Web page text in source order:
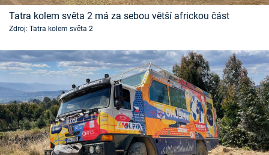
Časopis
Přihlášení
Sledujte nás
Tatra kolem světa 2 má za sebou větší africkou část
Zdroj: Tatra kolem světa 2